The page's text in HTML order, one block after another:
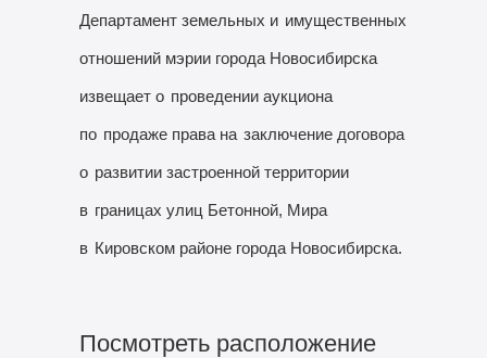
Департамент земельных и имущественных
отношений мэрии города Новосибирска
извещает о проведении аукциона
по продаже права на заключение договора
о развитии застроенной территории
в границах улиц Бетонной, Мира
в Кировском районе города Новосибирска.
Посмотреть расположение